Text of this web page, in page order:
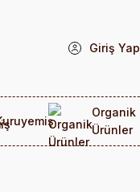
Giriş Yap
Organik
Ürünler